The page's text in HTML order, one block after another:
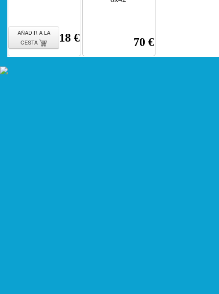
AÑADIR A LA
CESTA
18 € 70 €